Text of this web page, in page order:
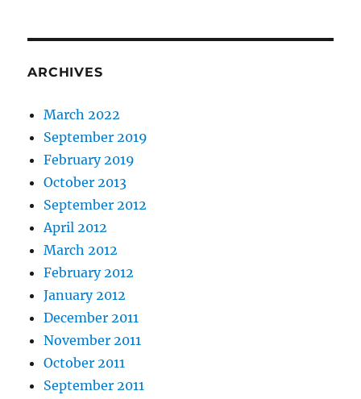
ARCHIVES
March 2022
September 2019
February 2019
October 2013
September 2012
April 2012
March 2012
February 2012
January 2012
December 2011
November 2011
October 2011
September 2011